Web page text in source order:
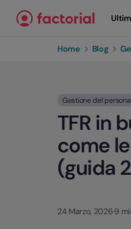
Home Blog
Gestione del
TFR in
come
(guida
24 Marzo, 2026·9